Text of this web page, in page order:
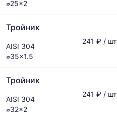
⌀25x2
Тройник
AISI 304
⌀35x1.5
241 ₽ / шт
Тройник
AISI 304
⌀32x2
241 ₽ / шт